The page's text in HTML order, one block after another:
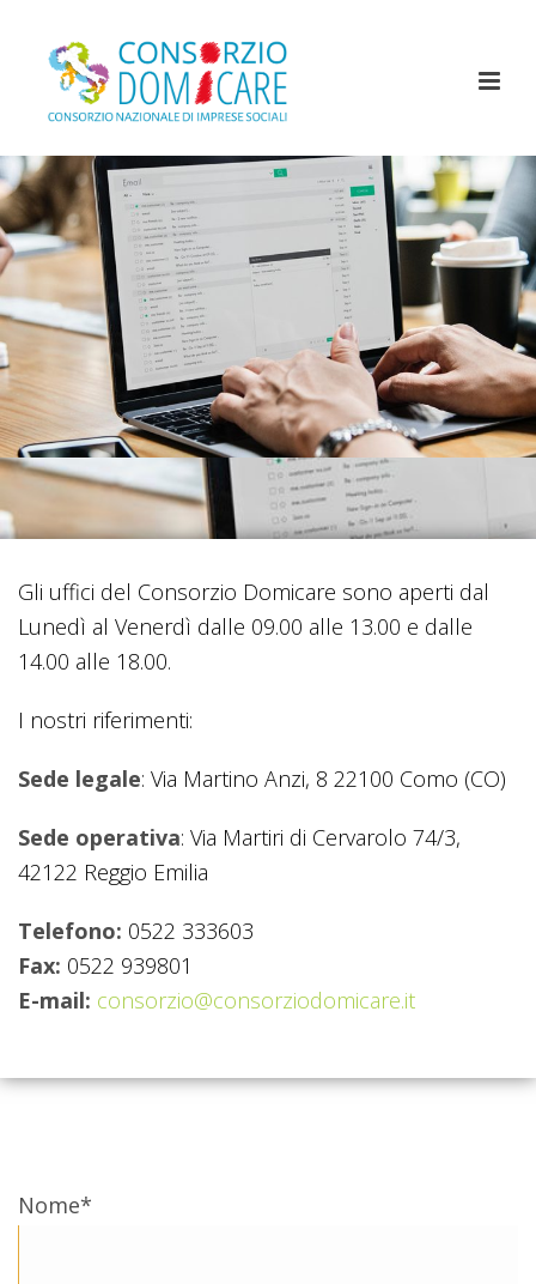
Gli uffici del Consorzio Domicare sono aperti dal
Lunedì al Venerdì dalle 09.00 alle 13.00 e dalle
14.00 alle 18.00.
I nostri riferimenti:
Sede legale: Via Martino Anzi, 8 22100 Como (CO)
Sede operativa: Via Martiri di Cervarolo 74/3,
42122 Reggio Emilia
Telefono: 0522 333603
Fax: 0522 939801
E-mail: consorzio@consorziodomicare.it
Nome*